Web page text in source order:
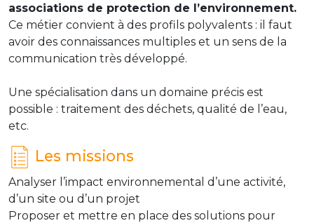
associations de protection de l’environnement.
Ce métier convient à des profils polyvalents : il faut
avoir des connaissances multiples et un sens de la
communication très développé.
Une spécialisation dans un domaine précis est
possible : traitement des déchets, qualité de l’eau,
etc.
Les missions
Analyser l’impact environnemental d’une activité,
d’un site ou d’un projet
Proposer et mettre en place des solutions pour